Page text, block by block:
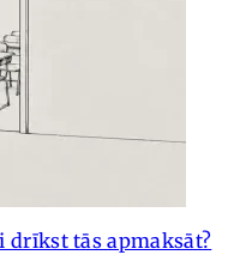
drīkst tās apmaksāt?